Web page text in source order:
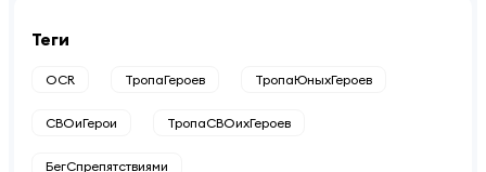
Теги
OCR ТропаГероев ТропаЮныхГероев
СВОиГерои ТропаСВОихГероев
БегСпрепятствиями